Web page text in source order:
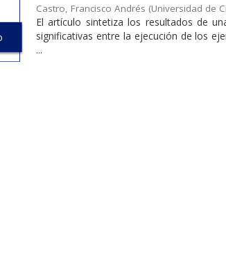
Castro, Francisco Andrés (Universidad de
El artículo sintetiza los resultados de
significativas entre la ejecución de los
...